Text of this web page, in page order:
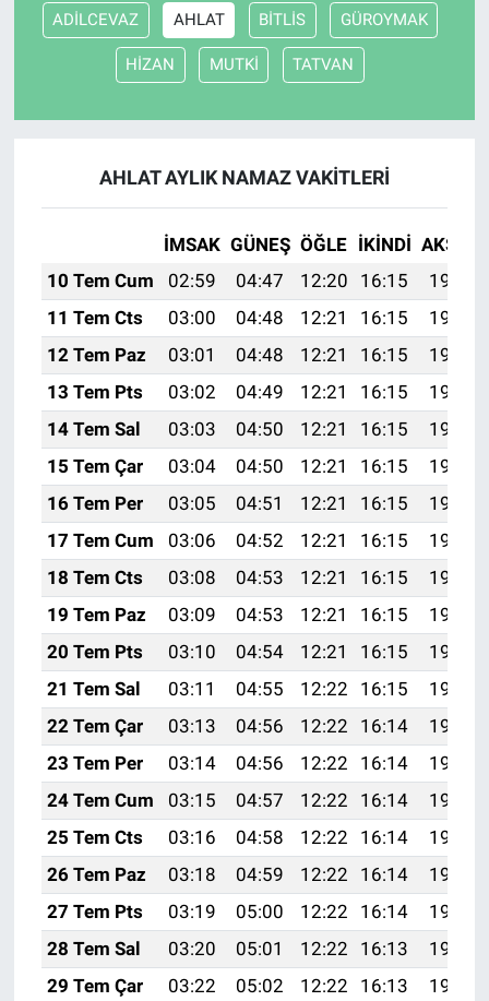
ADİLCEVAZ AHLAT BİTLİS GÜROYMAK
HİZAN MUTKİ TATVAN
AHLAT AYLIK NAMAZ VAKITLERI
İMSAK GÜNEŞ ÖĞLE İKINDI AKŞAM
10 Tem Cum
02:59 04:47 12:20 16:15
19:44
11 Tem Cts
03:00 04:48 12:21 16:15
19:44
12 Tem Paz
03:01 04:48 12:21 16:15
19:43
13 Tem Pts
03:02 04:49 12:21 16:15
19:43
14 Tem Sal
03:03 04:50 12:21 16:15
19:42
15 Tem Çar
03:04 04:50 12:21 16:15
19:42
16 Tem Per
03:05 04:51 12:21 16:15
19:41
17 Tem Cum
03:06 04:52 12:21 16:15
19:41
18 Tem Cts
03:08 04:53 12:21 16:15
19:40
19 Tem Paz
03:09 04:53 12:21 16:15
19:40
20 Tem Pts
03:10 04:54 12:21 16:15
19:39
21 Tem Sal
03:11 04:55 12:22 16:15
19:38
22 Tem Çar
03:13 04:56 12:22 16:14
19:37
23 Tem Per
03:14 04:56 12:22 16:14
19:37
24 Tem Cum
03:15 04:57 12:22 16:14
19:36
25 Tem Cts
03:16 04:58 12:22 16:14
19:35
26 Tem Paz
03:18 04:59 12:22 16:14
19:34
27 Tem Pts
03:19 05:00 12:22 16:14
19:34
28 Tem Sal
03:20 05:01 12:22 16:13
19:33
29 Tem Çar
03:22 05:02 12:22 16:13
19:32